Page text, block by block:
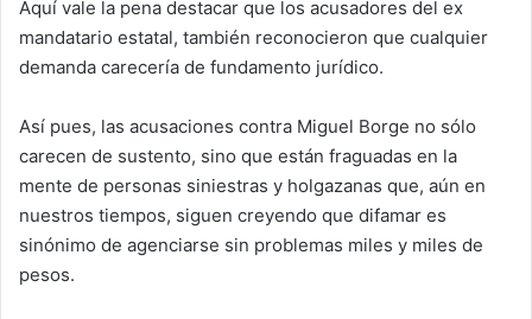
Aquí vale la pena destacar que los acusadores del ex
mandatario estatal, también reconocieron que cualquier
demanda carecería de fundamento jurídico.
Así pues, las acusaciones contra Miguel Borge no sólo
carecen de sustento, sino que están fraguadas en la
mente de personas siniestras y holgazanas que, aún en
nuestros tiempos, siguen creyendo que difamar es
sinónimo de agenciarse sin problemas miles y miles de
pesos.